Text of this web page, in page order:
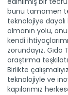
bunu tamamen
teknolojiye dayalı
olmanın yolu,
kendi
zorundayız. Gıda
araştırma
Birlikte
teknolojiyle ve
kapılarımız
Konserve
Gıdaları uzun